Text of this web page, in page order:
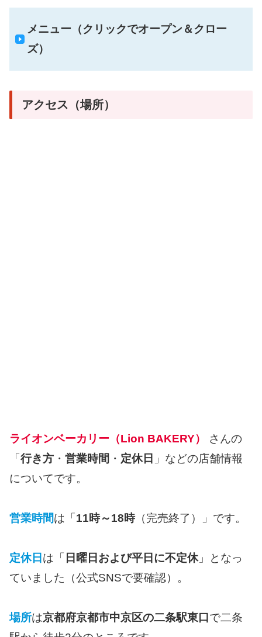
メニュー（クリックでオープン＆クロー
ズ）
アクセス（場所）
ライオンベーカリー（Lion BAKERY）
さんの
「行き方 ・ 営業時間 ・ 定休日 」などの店舗情報
についてです。
営業時間は「11時～18時（完売終了）」です。
定休日 は「 日曜日および平日に不定休」となっ
ていました（公式SNSで要確認）。
場所は京都府京都市中京区の二条駅東口 で二条